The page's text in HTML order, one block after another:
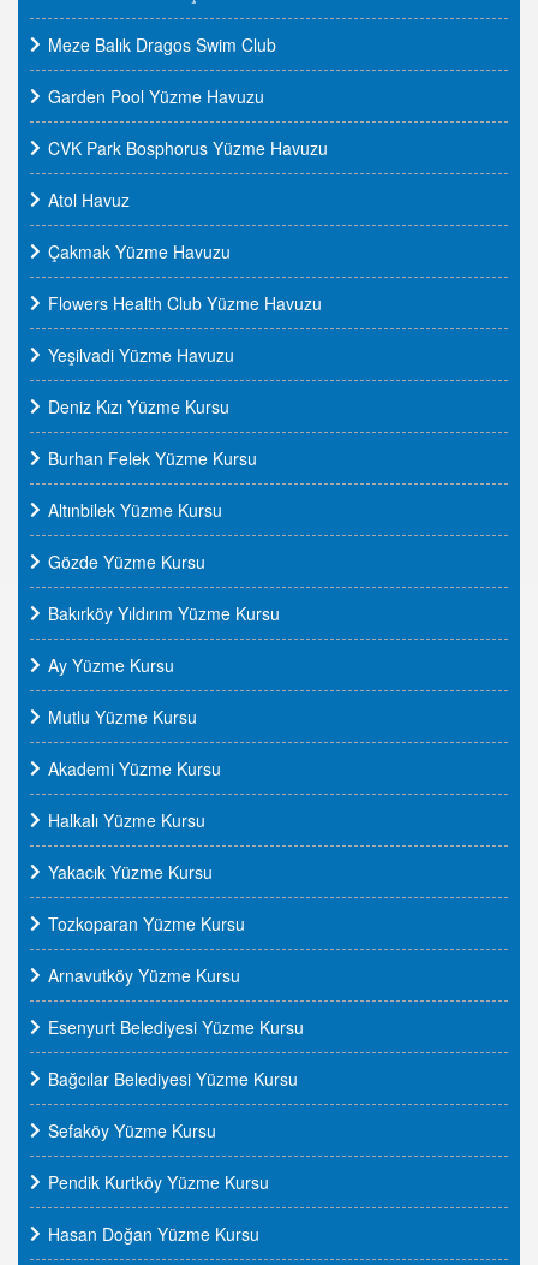
Meze Balık Dragos Swim Club
Garden Pool Yüzme Havuzu
CVK Park Bosphorus Yüzme Havuzu
Atol Havuz
Çakmak Yüzme Havuzu
Flowers Health Club Yüzme Havuzu
Yeşilvadi Yüzme Havuzu
Deniz Kızı Yüzme Kursu
Burhan Felek Yüzme Kursu
Altınbilek Yüzme Kursu
Gözde Yüzme Kursu
Bakırköy Yıldırım Yüzme Kursu
Ay Yüzme Kursu
Mutlu Yüzme Kursu
Akademi Yüzme Kursu
Halkalı Yüzme Kursu
Yakacık Yüzme Kursu
Tozkoparan Yüzme Kursu
Arnavutköy Yüzme Kursu
Esenyurt Belediyesi Yüzme Kursu
Bağcılar Belediyesi Yüzme Kursu
Sefaköy Yüzme Kursu
Pendik Kurtköy Yüzme Kursu
Hasan Doğan Yüzme Kursu